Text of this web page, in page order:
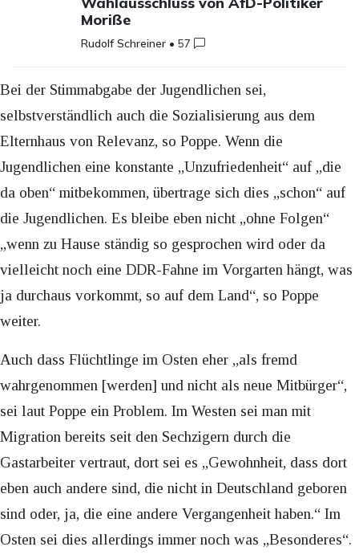
Moriße
Rudolf Schreiner •57
Bei der Stimmabgabe der Jugendlichen sei,
selbstverständlich auch die Sozialisierung aus dem
Elternhaus von Relevanz, so Poppe. Wenn die
Jugendlichen eine konstante „Unzufriedenheit“ auf „die
da oben“ mitbekommen, übertrage sich dies „schon“ auf
die Jugendlichen. Es bleibe eben nicht „ohne Folgen“
„wenn zu Hause ständig so gesprochen wird oder da
vielleicht noch eine DDR-Fahne im Vorgarten hängt, was
ja durchaus vorkommt, so auf dem Land“, so Poppe
weiter.
Auch dass Flüchtlinge im Osten eher „als fremd
wahrgenommen [werden] und nicht als neue Mitbürger“,
sei laut Poppe ein Problem. Im Westen sei man mit
Migration bereits seit den Sechzigern durch die
Gastarbeiter vertraut, dort sei es „Gewohnheit, dass dort
eben auch andere sind, die nicht in Deutschland geboren
sind oder, ja, die eine andere Vergangenheit haben.“ Im
Osten sei dies allerdings immer noch was „Besonderes“.